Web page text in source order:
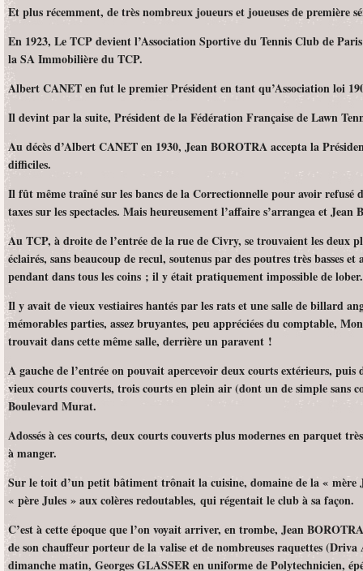
Et plus récemment, de très nombreux joueurs et joueuses de première
En 1923, Le TCP devient l’Association Sportive du Tennis Club de
la SA Immobilière du TCP.
Albert CANET en fut le premier Président en tant qu’Association loi
Il devint par la suite, Président de la Fédération Française de Lawn
Au décès d’Albert CANET en 1930, Jean BOROTRA accepta la
difficiles.
Il fût même traîné sur les bancs de la Correctionnelle pour avoir refusé
taxes sur les spectacles. Mais heureusement l’affaire s’arrangea et
Au TCP, à droite de l’entrée de la rue de Civry, se trouvaient les deux
éclairés, sans beaucoup de recul, soutenus par des poutres très basses et
pendant dans tous les coins ; il y était pratiquement impossible de lober.
Il y avait de vieux vestiaires hantés par les rats et une salle de billard
mémorables parties, assez bruyantes, peu appréciées du comptable,
trouvait dans cette même salle, derrière un paravent !
A gauche de l’entrée on pouvait apercevoir deux courts extérieurs,
vieux courts couverts, trois courts en plein air (dont un de simple sans
Boulevard Murat.
Adossés à ces courts, deux courts couverts plus modernes en parquet
à manger.
Sur le toit d’un petit bâtiment trônait la cuisine, domaine de la « mère
« père Jules » aux colères redoutables, qui régentait le club à sa façon.
C’est à cette époque que l’on voyait arriver, en trombe, Jean
de son chauffeur porteur de la valise et de nombreuses raquettes
dimanche matin, Georges GLASSER en uniforme de Polytechnicien,